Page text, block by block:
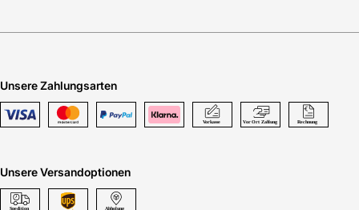
Unsere Zahlungsarten
Unsere Versandoptionen